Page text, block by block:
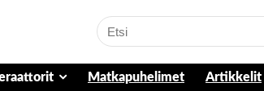
Matkapuhelimet Artikkelit